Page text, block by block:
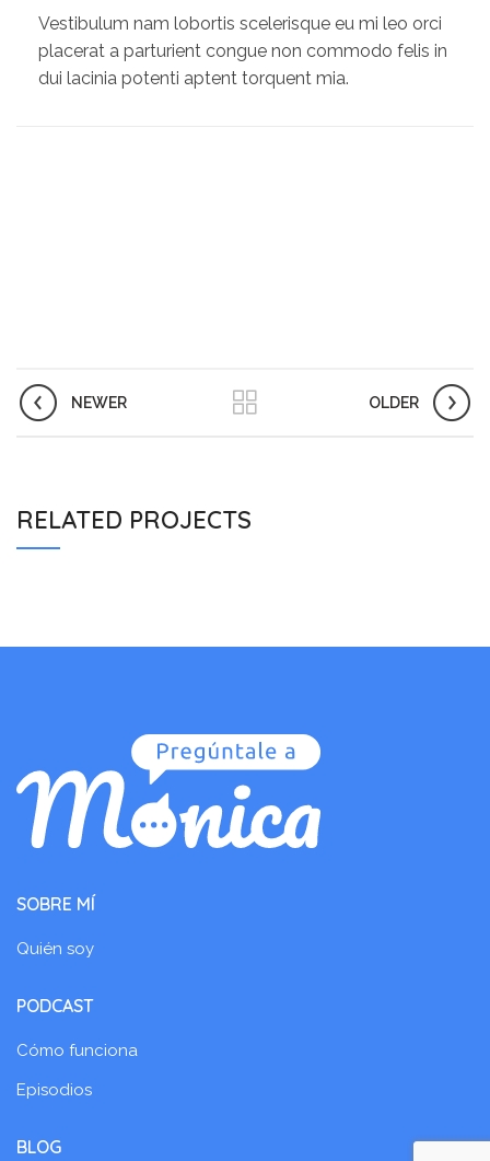
Vestibulum nam lobortis scelerisque eu mi leo orci
placerat a parturient congue non commodo felis in
dui lacinia potenti aptent torquent mia.
NEWER OLDER
RELATED PROJECTS
SOBRE MÍ
Quién soy
PODCAST
Cómo funciona
Episodios
BLOG